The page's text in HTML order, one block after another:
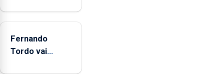
Fernando
Tordo vai